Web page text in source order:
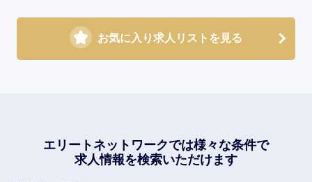
お気に入り求人リストを見る
エリートネットワークでは様々な条件で
求人情報を検索いただけます